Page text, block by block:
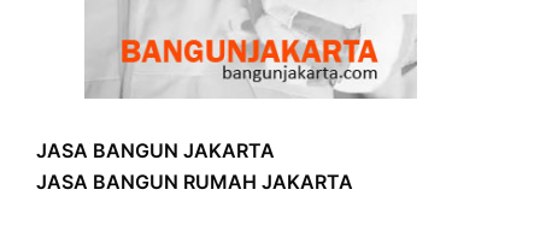
JASA BANGUN JAKARTA
JASA BANGUN RUMAH JAKARTA